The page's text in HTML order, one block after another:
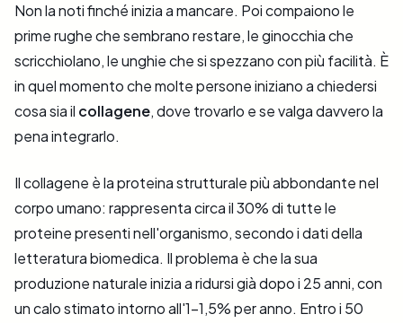
Non la noti finché inizia a mancare. Poi compaiono le
prime rughe che sembrano restare, le ginocchia che
scricchiolano, le unghie che si spezzano con più facilità. È
in quel momento che molte persone iniziano a chiedersi
cosa sia il collagene, dove trovarlo e se valga davvero la
pena integrarlo.
Il collagene è la proteina strutturale più abbondante nel
corpo umano: rappresenta circa il 30% di tutte le
proteine presenti nell'organismo, secondo i dati della
letteratura biomedica. Il problema è che la sua
produzione naturale inizia a ridursi già dopo i 25 anni, con
un calo stimato intorno all'1-1,5% per anno. Entro i 50